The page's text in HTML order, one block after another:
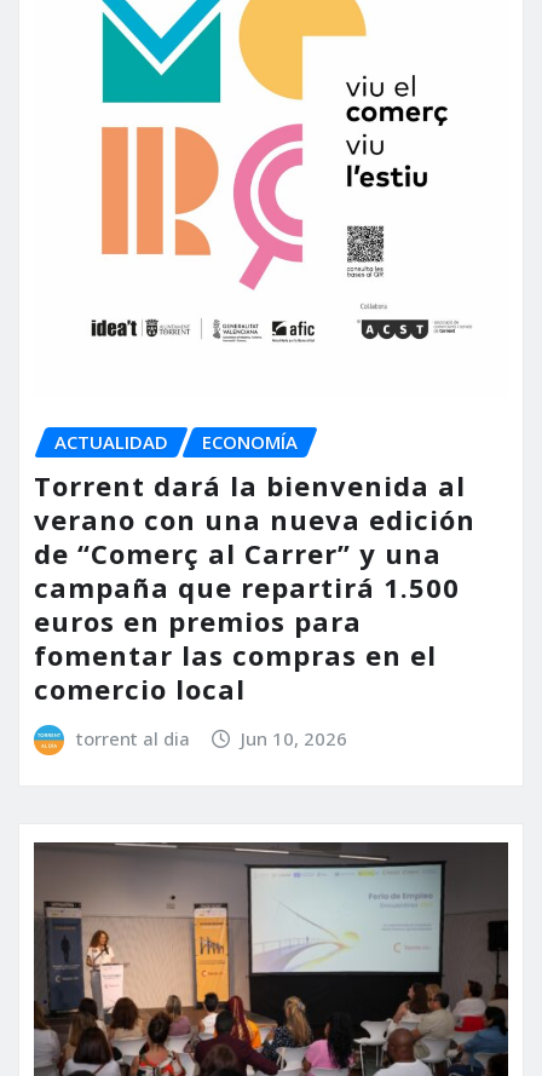
ACTUALIDAD ECONOMÍA
Torrent dará la bienvenida al
verano con una nueva edición
de “Comerç al Carrer” y una
campaña que repartirá 1.500
euros en premios para
fomentar las compras en el
comercio local
torrent al dia Jun 10, 2026